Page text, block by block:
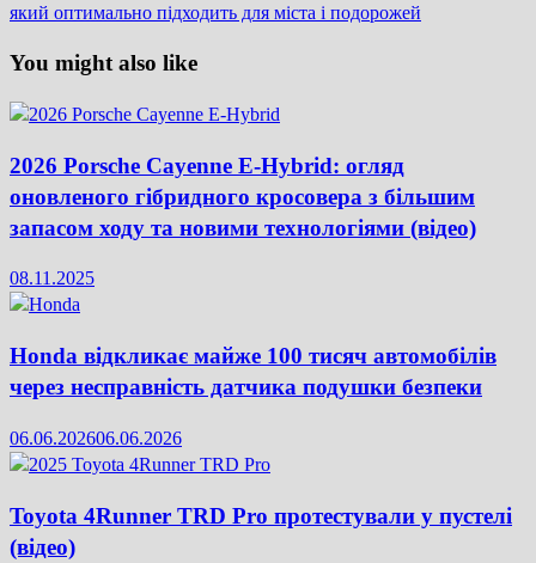
який оптимально підходить для міста і подорожей
You might also like
2026 Porsche Cayenne E-Hybrid: огляд
оновленого гібридного кросовера з більшим
запасом ходу та новими технологіями (відео)
08.11.2025
Honda відкликає майже 100 тисяч автомобілів
через несправність датчика подушки безпеки
06.06.202606.06.2026
Toyota 4Runner TRD Pro протестували у пустелі
(відео)